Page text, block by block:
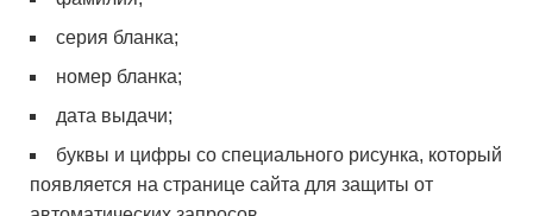
серия бланка;
номер бланка;
дата выдачи;
буквы и цифры со специального рисунка, который
появляется на странице сайта для защиты от